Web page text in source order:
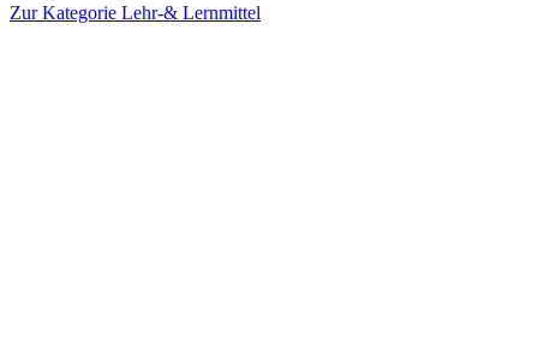
Zur Kategorie Lehr-& Lernmittel